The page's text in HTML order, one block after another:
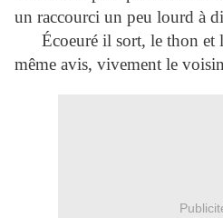
un raccourci un peu lourd à
Écoeuré il sort, le thon et
même avis, vivement le